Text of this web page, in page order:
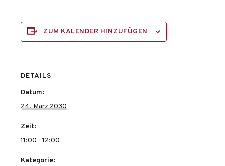
ZUM KALENDER HINZUFÜGEN
DETAILS
Datum:
24. März 2030
Zeit:
11:00 - 12:00
Kategorie: